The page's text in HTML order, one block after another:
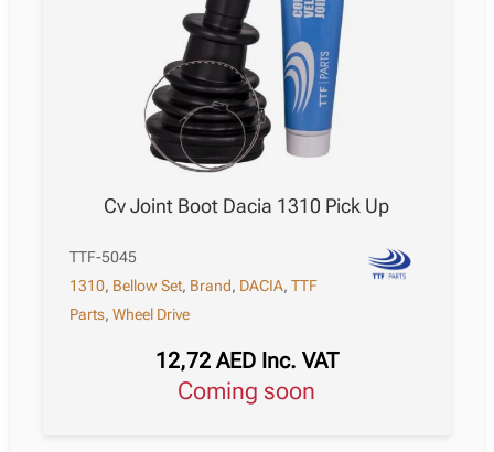
Cv Joint Boot Dacia 1310 Pick Up
TTF-5045
1310, Bellow Set, Brand, DACIA,TTF
Parts,Wheel Drive
12,72 AED Inc. VAT
Coming soon